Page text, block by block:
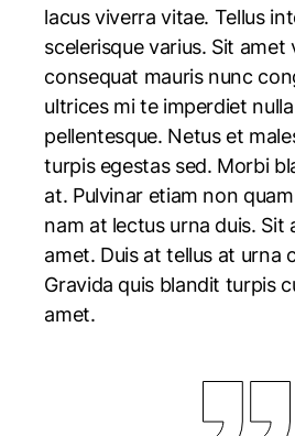
lacus viverra vitae. Tellus
scelerisque varius. Sit amet
consequat mauris nunc
ultrices mi te imperdiet
pellentesque. Netus et
turpis egestas sed. Morbi
at. Pulvinar etiam non
nam at lectus urna duis. Sit
amet. Duis at tellus at urna
Gravida quis blandit turpis
amet.